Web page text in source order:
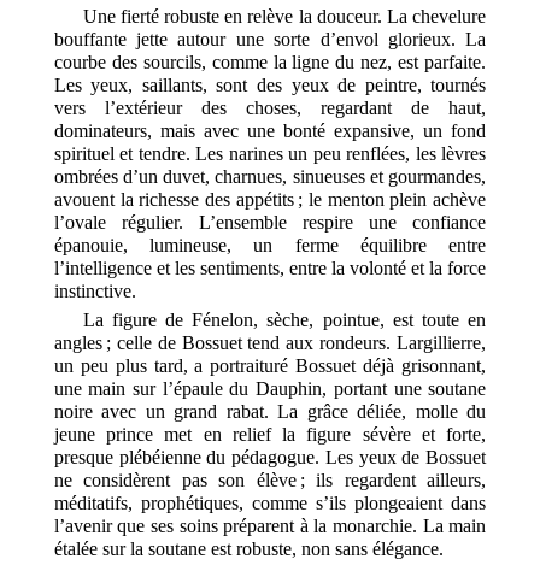
Une fierté robuste en relève la douceur. La chevelure
bouffante jette autour une sorte d’envol glorieux. La
courbe des sourcils, comme la ligne du nez, est parfaite.
Les yeux, saillants, sont des yeux de peintre, tournés
vers l’extérieur des choses, regardant de haut,
dominateurs, mais avec une bonté expansive, un fond
spirituel et tendre. Les narines un peu renflées, les lèvres
ombrées d’un duvet, charnues, sinueuses et gourmandes,
avouent la richesse des appétits ; le menton plein achève
l’ovale régulier. L’ensemble respire une confiance
épanouie, lumineuse, un ferme équilibre entre
l’intelligence et les sentiments, entre la volonté et la force
instinctive.
La figure de Fénelon, sèche, pointue, est toute en
angles ; celle de Bossuet tend aux rondeurs. Largillierre,
un peu plus tard, a portraituré Bossuet déjà grisonnant,
une main sur l’épaule du Dauphin, portant une soutane
noire avec un grand rabat. La grâce déliée, molle du
jeune prince met en relief la figure sévère et forte,
presque plébéienne du pédagogue. Les yeux de Bossuet
ne considèrent pas son élève ; ils regardent ailleurs,
méditatifs, prophétiques, comme s’ils plongeaient dans
l’avenir que ses soins préparent à la monarchie. La main
étalée sur la soutane est robuste, non sans élégance.